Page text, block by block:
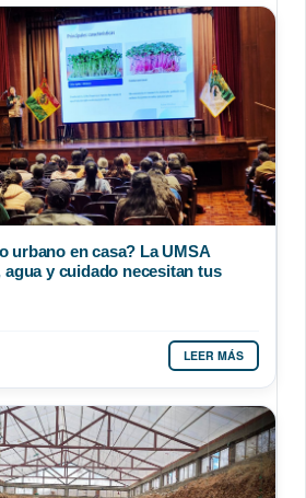
urbano en casa? La UMSA
y cuidado necesitan tus
LEER MÁS